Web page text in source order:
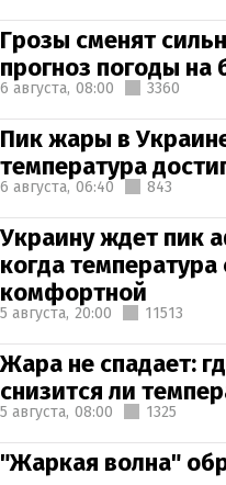
Грозы сменят
прогноз погоды
6 августа, 08:00 3360
Пик жары в
температура
6 августа, 06:40 843
Украину ждет пик
когда температура
комфортной
5 августа, 20:00 11513
Жара не спадает:
снизится ли
5 августа, 08:00 1325
"Жаркая волна"